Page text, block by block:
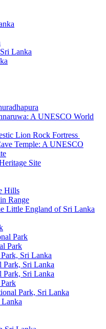
Lanka
A UNESCO World
Lion Rock Fortress
Temple: A UNESCO
Site
Hills
Range
Little England of Sri Lanka
Park
Park
Sri Lanka
Park, Sri Lanka
Park, Sri Lanka
Park, Sri Lanka